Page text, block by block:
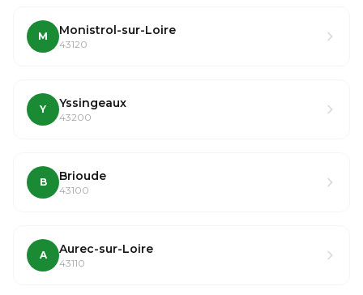
M Monistrol-sur-Loire
43120
Y Yssingeaux
43200
B Brioude
43100
A Aurec-sur-Loire
43110